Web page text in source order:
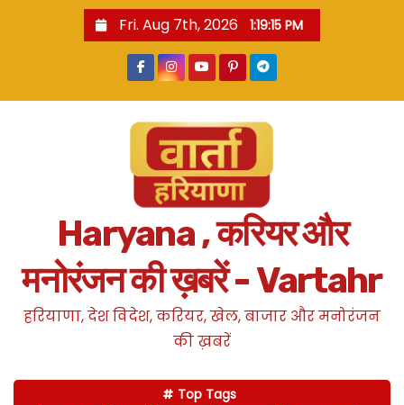
Fri. Aug 7th, 2026 1:19:16 PM
Haryana , करियर और
मनोरंजन की ख़बरें - Vartahr
हरियाणा, देश विदेश, करियर, खेल, बाजार और मनोरंजन
की ख़बरें
Top Tags